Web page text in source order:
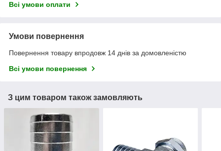
Всі умови оплати
Умови повернення
Повернення товару впродовж 14 днів за домовленістю
Всі умови повернення
З цим товаром також замовляють